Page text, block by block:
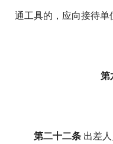
通工具的，应向接待单
第
第二十二条 出差